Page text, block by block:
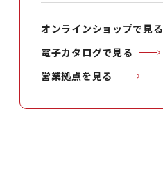
オンラインショップで見る
電子カタログで見る
営業拠点を見る